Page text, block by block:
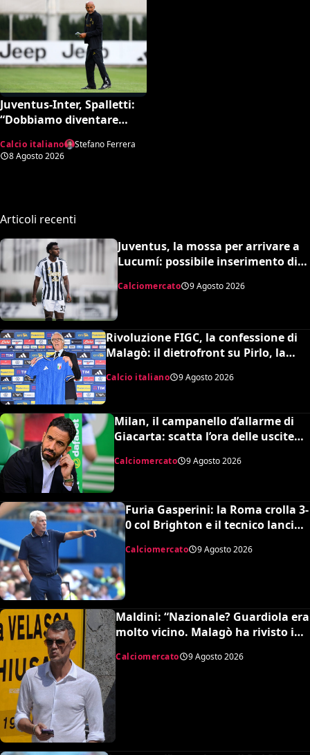
Juventus-Inter, Spalletti:
“Dobbiamo diventare
Cose che possono
capitare”
Calcio italiano
Stefano Ferrera
8 Agosto 2026
Articoli recenti
Juventus, la mossa per arrivare a
Lucumí: possibile inserimento di
Calciomercato 9 Agosto 2026
Rivoluzione FIGC, la confessione di
Malagò: il dietrofront su Pirlo, la
scelta Mancini e il nuovo volto
dell’Italia
Calcio italiano 9 Agosto 2026
Milan, il campanello d’allarme di
Giacarta: scatta l’ora delle uscite
Calciomercato 9 Agosto 2026
Furia Gasperini: la Roma crolla 3-
0 col Brighton e il tecnico lancia
l’allarme mercato
Calciomercato 9 Agosto 2026
Maldini: “Nazionale? Guardiola era
molto vicino. Malagò ha rivisto i
Calciomercato 9 Agosto 2026